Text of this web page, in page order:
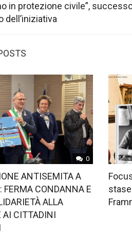
in protezione civile”,
dell’iniziativa
0
ANTISEMITA A
FERMA CONDANNA E
ALLA
AI CITTADINI